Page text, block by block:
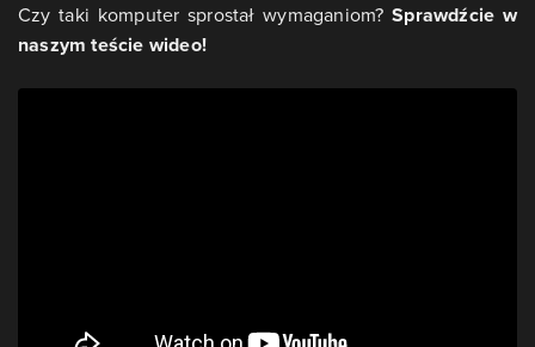
Czy taki komputer sprostał wymaganiom?Sprawdźcie w
naszym teście wideo!